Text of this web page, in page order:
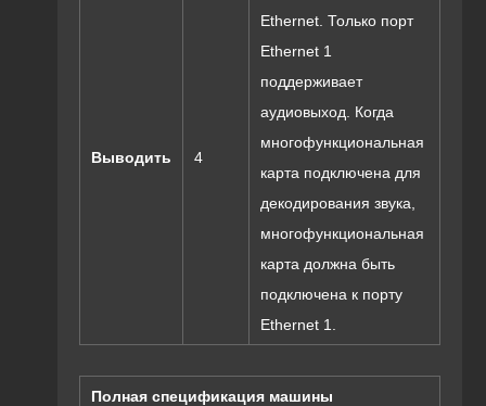
Выводить 4
Ethernet. Только порт
Ethernet 1
поддерживает
аудиовыход. Когда
многофункциональная
карта подключена для
декодирования звука,
многофункциональная
карта должна быть
подключена к порту
Ethernet 1.
Полная спецификация машины